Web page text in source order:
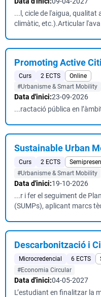
...l, cicle de l'aigua,
climàtic, etc.).Articular
Promoting Active
Curs 2 ECTS
Online
#Urbanisme & Smart Mobility
Data d'inici:23-09-2026
...ractació pública en
Sustainable Urban
Curs 2 ECTS
#Urbanisme & Smart Mobility
Data d'inici:19-10-2026
...r i fer el seguiment de
(SUMPs), aplicant marcs
Descarbonització i
Microcredencial 6 ECTS
#Economia Circular
Data d'inici:04-05-2027
L’estudiant en finalitzar la